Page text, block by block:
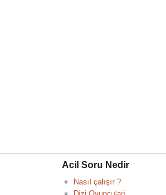
Acil Soru Nedir
Nasıl çalışır ?